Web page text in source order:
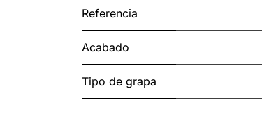
Referencia
Acabado
Tipo de grapa